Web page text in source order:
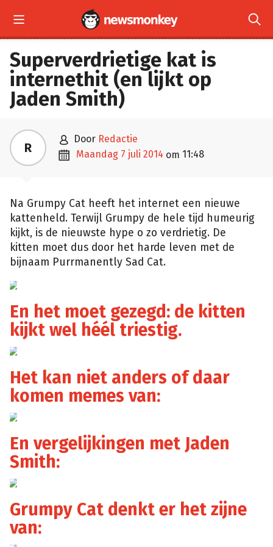
 
Superverdrietige kat is
internethit (en lijkt op
Jaden Smith)
R  door Redactie
 maandag 7 juli 2014 om 11:48
Na Grumpy Cat heeft het internet een nieuwe
kattenheld. Terwijl Grumpy de hele tijd humeurig
kijkt, is de nieuwste hype o zo verdrietig. De
kitten moet dus door het harde leven met de
bijnaam Purrmanently Sad Cat.
reddit/_moonflower_
En het moet gezegd: de kitten
kijkt wel héél triestig.
reddit/_moonflower_
Het kan niet anders of daar
komen memes van:
En vergelijkingen met Jaden
Smith:
Grumpy Cat denkt er het zijne
van: